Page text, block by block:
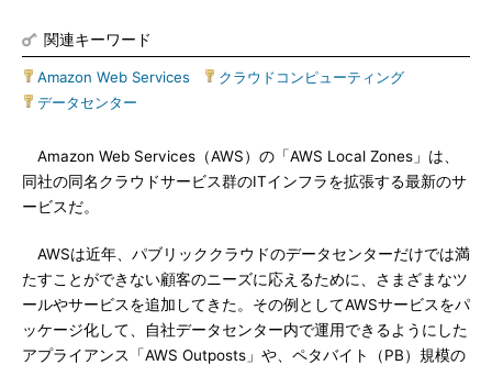
関連キーワード
Amazon Web Services クラウドコンピューティング
データセンター
Amazon Web Services（AWS）の「AWS Local Zones」は、
同社の同名クラウドサービス群のITインフラを拡張する最新のサ
ービスだ。
AWSは近年、パブリッククラウドのデータセンターだけでは満
たすことができない顧客のニーズに応えるために、さまざまなツ
ールやサービスを追加してきた。その例としてAWSサービスをパ
ッケージ化して、自社データセンター内で運用できるようにした
アプライアンス「AWS Outposts」や、ペタバイト（PB）規模の